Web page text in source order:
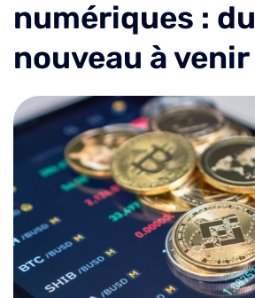
numériques : du
nouveau à venir